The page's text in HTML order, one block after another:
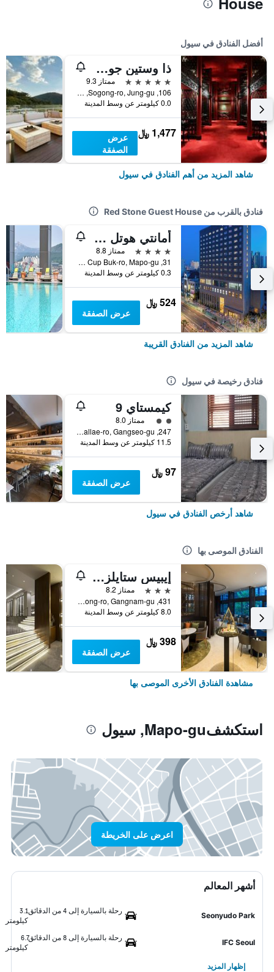
أفضل الفنادق في سيول
ذا وستين جوسون سول
5 نجوم
ممتاز 9.3
106, Sogong-ro, Jung-gu, سيول, كوريا الجنوبية
0.0 كيلومتر عن وسط المدينة
1,477 ﷼
عرض
الصفقة
شاهد المزيد من أهم الفنادق في سيول
فنادق بالقرب من Red Stone Guest House
أمانتي هوتل سيول هونجداي
4 نجوم
ممتاز 8.8
31, World Cup Buk-ro, Mapo-gu, سيول, كوريا الجنوبية
0.3 كيلومتر عن وسط المدينة
524 ﷼
عرض الصفقة
شاهد المزيد من الفنادق القريبة
فنادق رخيصة في سيول
كيمستاي 9
تقييم فئة 2
ممتاز 8.0
247, Gomdallae-ro, Gangseo-gu, سيول, كوريا الجنوبية
11.5 كيلومتر عن وسط المدينة
97 ﷼
عرض الصفقة
شاهد أرخص الفنادق في سيول
الفنادق الموصى بها
إيبيس ستايلز أمباسادور سيول غانغنام
3 نجوم
ممتاز 8.2
431, Samseong-ro, Gangnam-gu, سيول, كوريا الجنوبية
8.0 كيلومتر عن وسط المدينة
398 ﷼
عرض الصفقة
مشاهدة الفنادق الأخرى الموصى بها
استكشفMapo-gu, سيول
اعرض على الخريطة
أشهر المعالم
Seonyudo Park
رحلة بالسيارة إلى 4 من الدقائق
3.1
كيلومتر
IFC Seoul
رحلة بالسيارة إلى 8 من الدقائق
6.7
كيلومتر
إظهار المزيد